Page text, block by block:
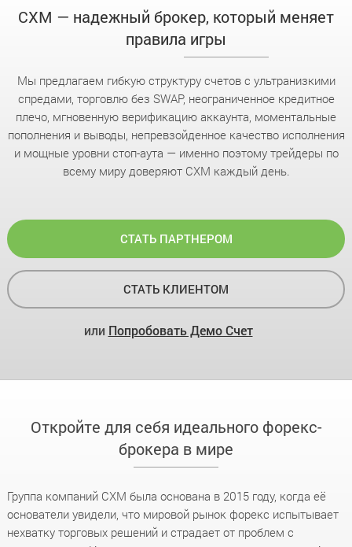
CXM — надежный брокер, который меняет
правила игры
Мы предлагаем гибкую структуру счетов с ультранизкими
спредами, торговлю без SWAP, неограниченное кредитное
плечо, мгновенную верификацию аккаунта, моментальные
пополнения и выводы, непревзойденное качество исполнения
и мощные уровни стоп-аута — именно поэтому трейдеры по
всему миру доверяют CXM каждый день.
СТАТЬ ПАРТНЕРОМ
СТАТЬ КЛИЕНТОМ
или Попробовать Демо Счет
Откройте для себя идеального форекс-
брокера в мире
Группа компаний CXM была основана в 2015 году, когда её
основатели увидели, что мировой рынок форекс испытывает
нехватку торговых решений и страдает от проблем с